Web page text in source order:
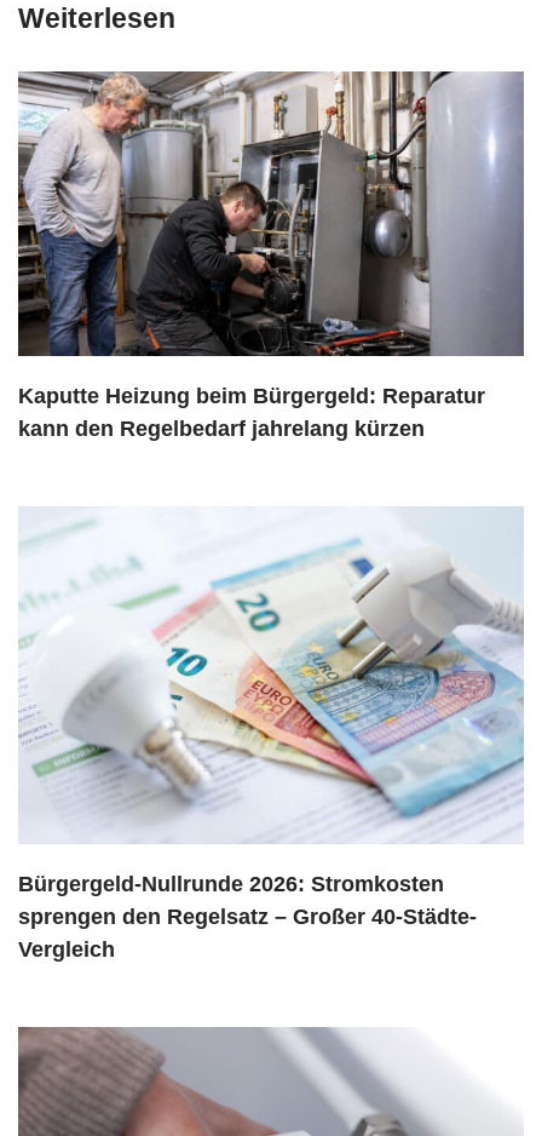
Weiterlesen
Kaputte Heizung beim Bürgergeld: Reparatur
kann den Regelbedarf jahrelang kürzen
Bürgergeld-Nullrunde 2026: Stromkosten
sprengen den Regelsatz – Großer 40-Städte-
Vergleich